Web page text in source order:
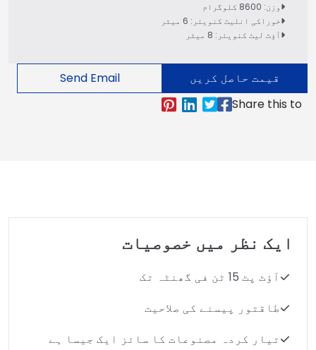
وزن: 8600 کلوگرام
خوراکی انلیٹ کنویئر: 6 میٹر
آؤٹ لیٹ کنویئر: 8 میٹر
قیمت حاصل کریں Send Email
ایک نظر میں خصوصیات
آؤٹ پٹ 15 ٹن فی گھنٹہ تک
طاقتور پیسنے کی صلاحیت
تیار کردہ مصنوعات کا سائز ایک جیسا ہے